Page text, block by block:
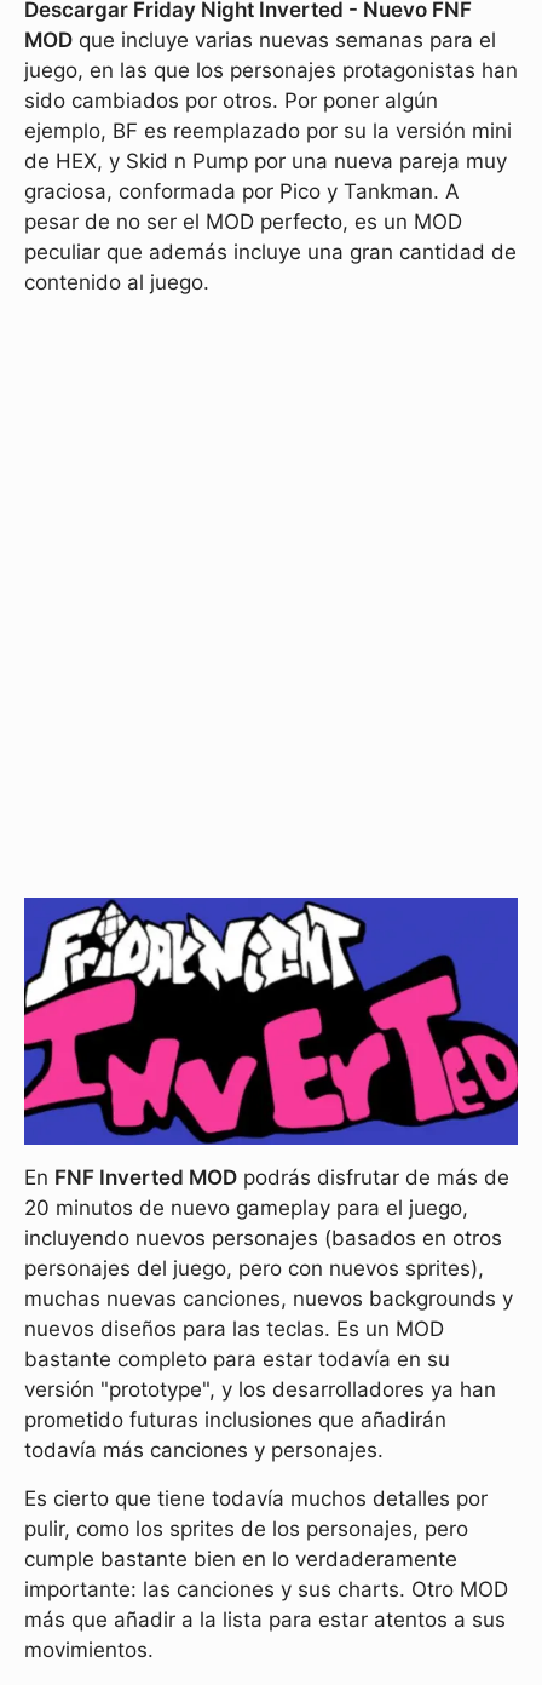
Descargar Friday Night Inverted - Nuevo FNF
MOD que incluye varias nuevas semanas para el
juego, en las que los personajes protagonistas han
sido cambiados por otros. Por poner algún
ejemplo, BF es reemplazado por su la versión mini
de HEX, y Skid n Pump por una nueva pareja muy
graciosa, conformada por Pico y Tankman. A
pesar de no ser el MOD perfecto, es un MOD
peculiar que además incluye una gran cantidad de
contenido al juego.
En FNF Inverted MOD podrás disfrutar de más de
20 minutos de nuevo gameplay para el juego,
incluyendo nuevos personajes (basados en otros
personajes del juego, pero con nuevos sprites),
muchas nuevas canciones, nuevos backgrounds y
nuevos diseños para las teclas. Es un MOD
bastante completo para estar todavía en su
versión "prototype", y los desarrolladores ya han
prometido futuras inclusiones que añadirán
todavía más canciones y personajes.
Es cierto que tiene todavía muchos detalles por
pulir, como los sprites de los personajes, pero
cumple bastante bien en lo verdaderamente
importante: las canciones y sus charts. Otro MOD
más que añadir a la lista para estar atentos a sus
movimientos.